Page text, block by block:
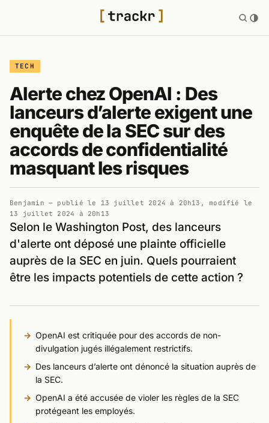
TECH
Alerte chez OpenAI : Des
lanceurs d’alerte exigent une
enquête de la SEC sur des
accords de confidentialité
masquant les risques
Benjamin — publié le 13 juillet 2024 à 20h13 , modifié le
13 juillet 2024 à 20h13
Selon le Washington Post, des lanceurs
d'alerte ont déposé une plainte officielle
auprès de la SEC en juin. Quels pourraient
être les impacts potentiels de cette action ?
OpenAI est critiquée pour des accords de non-
divulgation jugés illégalement restrictifs.
Des lanceurs d’alerte ont dénoncé la situation auprès de
la SEC.
OpenAI a été accusée de violer les règles de la SEC
protégeant les employés.